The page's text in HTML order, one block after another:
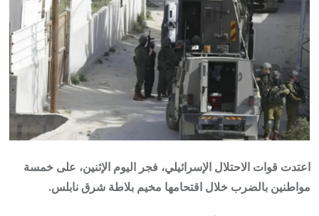
اعتدت قوات الاحتلال الإسرائيلي، فجر اليوم الإثنين، على خمسة
مواطنين بالضرب خلال اقتحامها مخيم بلاطة شرق نابلس.